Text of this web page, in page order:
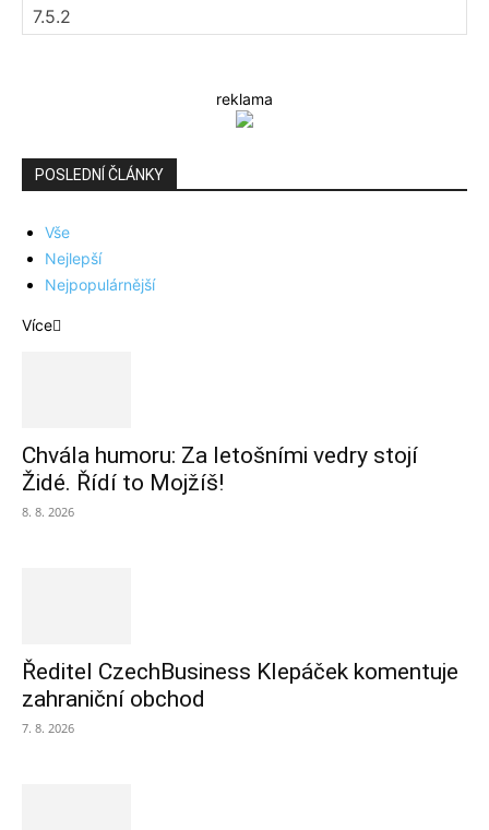
reklama
POSLEDNÍ ČLÁNKY
Vše
Nejlepší
Nejpopulárnější
Více
Chvála humoru: Za letošními vedry stojí
Židé. Řídí to Mojžíš!
8. 8. 2026
Ředitel CzechBusiness Klepáček komentuje
zahraniční obchod
7. 8. 2026